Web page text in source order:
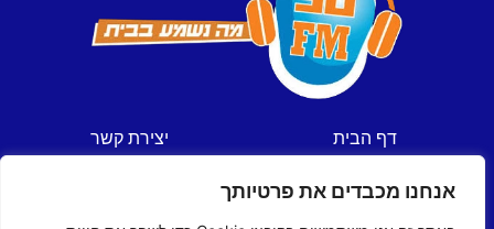
אנחנו מכבדים את פרטיותך
דף הבית
ספורט
תכניות
יצירת קשר
הצהרת נגישות